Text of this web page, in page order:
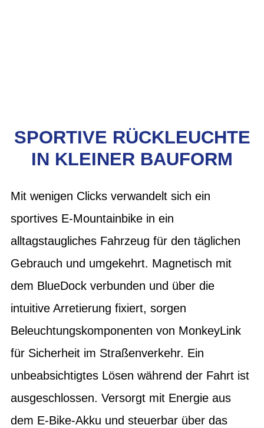
SPORTIVE RÜCKLEUCHTE
IN KLEINER BAUFORM
Mit wenigen Clicks verwandelt sich ein
sportives E-Mountainbike in ein
alltagstaugliches Fahrzeug für den täglichen
Gebrauch und umgekehrt. Magnetisch mit
dem BlueDock verbunden und über die
intuitive Arretierung fixiert, sorgen
Beleuchtungskomponenten von MonkeyLink
für Sicherheit im Straßenverkehr. Ein
unbeabsichtigtes Lösen während der Fahrt ist
ausgeschlossen. Versorgt mit Energie aus
dem E-Bike-Akku und steuerbar über das